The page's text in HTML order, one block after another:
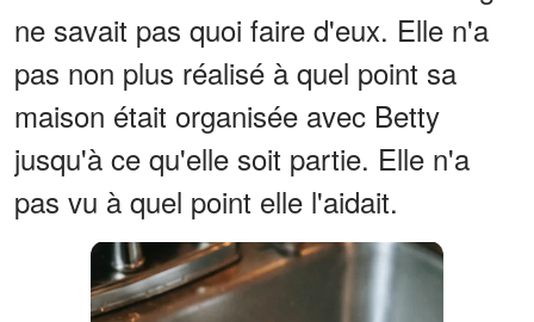
ne savait pas quoi faire d'eux. Elle n'a
pas non plus réalisé à quel point sa
maison était organisée avec Betty
jusqu'à ce qu'elle soit partie. Elle n'a
pas vu à quel point elle l'aidait.